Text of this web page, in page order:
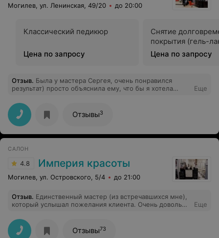
Могилев, ул. Ленинская, 49/20 до 20:00
Классический педикюр
Цена по запросу
Снятие
покрытия (гель-
Цена по запросу
Отзыв. Была у мастера Сергея, очень понравился
результат) просто объяснила ему, что бы я хотела
отличии от тех парикмахеров, что спрашивают каждый
шаг)
Еще
Отзывы3
САЛОН
4.8 Империя красоты
Могилев, ул. Островского, 5/4 до 21:00
Отзыв. Единственный мастер (из встречавшихся мне),
который услышал пожелания клиента. Очень довольна
Еще
Отзывы73